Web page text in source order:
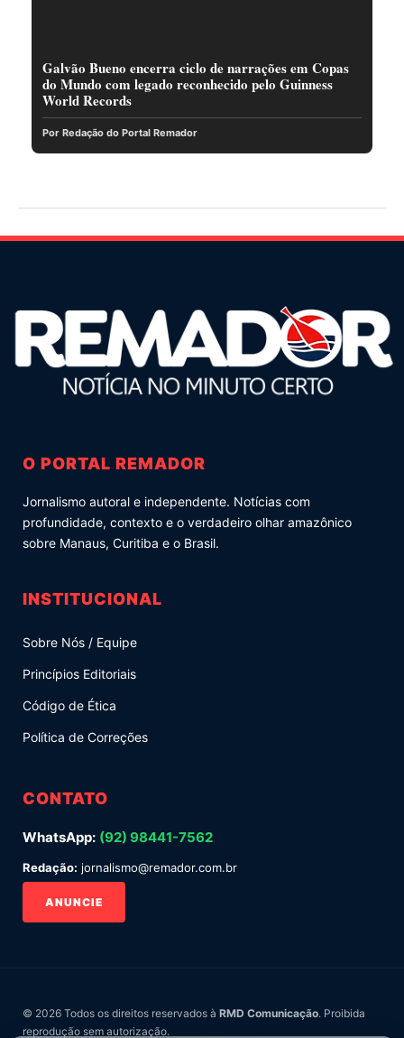
Galvão Bueno encerra ciclo de narrações em Copas
do Mundo com legado reconhecido pelo Guinness
World Records
Por Redação do Portal Remador
O PORTAL REMADOR
Jornalismo autoral e independente. Notícias com
profundidade, contexto e o verdadeiro olhar amazônico
sobre Manaus, Curitiba e o Brasil.
INSTITUCIONAL
Sobre Nós / Equipe
Princípios Editoriais
Código de Ética
Política de Correções
CONTATO
WhatsApp: (92) 98441-7562
Redação: jornalismo@remador.com.br
ANUNCIE
© 2026 Todos os direitos reservados à RMD Comunicação. Proibida
reprodução sem autorização.